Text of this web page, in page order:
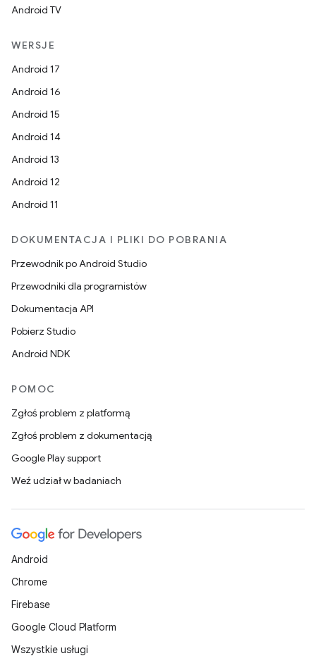
Android TV
WERSJE
Android 17
Android 16
Android 15
Android 14
Android 13
Android 12
Android 11
DOKUMENTACJA I PLIKI DO POBRANIA
Przewodnik po Android Studio
Przewodniki dla programistów
Dokumentacja API
Pobierz Studio
Android NDK
POMOC
Zgłoś problem z platformą
Zgłoś problem z dokumentacją
Google Play support
Weź udział w badaniach
Android
Chrome
Firebase
Google Cloud Platform
Wszystkie usługi